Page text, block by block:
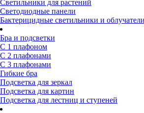
Светильники для растений
Светодиодные панели
Бактерицидные светильники и облучатели
Бра и подсветки
С 1 плафоном
С 2 плафонами
С 3 плафонами
Гибкие бра
Подсветка для зеркал
Подсветка для картин
Подсветка для лестниц и ступеней